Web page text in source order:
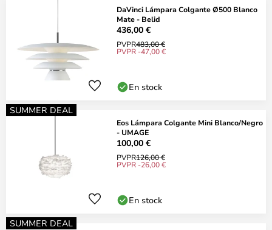
DaVinci Lámpara Colgante Ø500 Blanco
Mate - Belid
436,00 €
PVPR483,00 €
PVPR -47,00 €
En stock
SUMMER DEAL
Eos Lámpara Colgante Mini Blanco/Negro
- UMAGE
100,00 €
PVPR126,00 €
PVPR -26,00 €
En stock
SUMMER DEAL